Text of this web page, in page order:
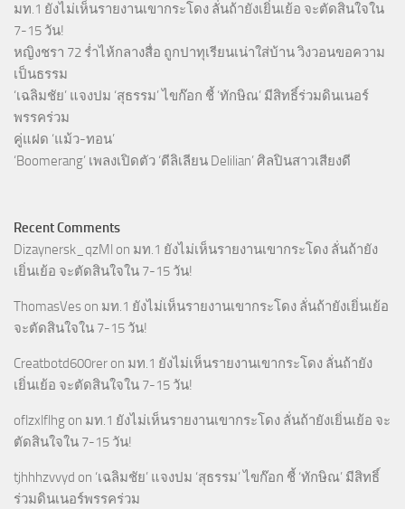
มท.1 ยังไม่เห็นรายงานเขากระโดง ลั่นถ้ายังเยิ่นเย้อ จะตัดสินใจใน
7-15 วัน!
หญิงชรา 72 ร่ำไห้กลางสื่อ ถูกปาทุเรียนเน่าใส่บ้าน วิงวอนขอความ
เป็นธรรม
‘เฉลิมชัย’ แจงปม ‘สุธรรม’ ไขก๊อก ชี้ ‘ทักษิณ’ มีสิทธิ์ร่วมดินเนอร์
พรรคร่วม
คู่แฝด ‘แม้ว-ทอน’
‘Boomerang’ เพลงเปิดตัว ‘ดีลิเลียน Delilian’ ศิลปินสาวเสียงดี
Recent Comments
Dizaynersk_qzMl on มท.1 ยังไม่เห็นรายงานเขากระโดง ลั่นถ้ายัง
เยิ่นเย้อ จะตัดสินใจใน 7-15 วัน!
ThomasVes on มท.1 ยังไม่เห็นรายงานเขากระโดง ลั่นถ้ายังเยิ่นเย้อ
จะตัดสินใจใน 7-15 วัน!
Creatbotd600rer on มท.1 ยังไม่เห็นรายงานเขากระโดง ลั่นถ้ายัง
เยิ่นเย้อ จะตัดสินใจใน 7-15 วัน!
oflzxlflhg on มท.1 ยังไม่เห็นรายงานเขากระโดง ลั่นถ้ายังเยิ่นเย้อ จะ
ตัดสินใจใน 7-15 วัน!
tjhhhzvvyd on ‘เฉลิมชัย’ แจงปม ‘สุธรรม’ ไขก๊อก ชี้ ‘ทักษิณ’ มีสิทธิ์
ร่วมดินเนอร์พรรคร่วม